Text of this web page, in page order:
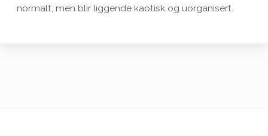
normalt, men blir liggende kaotisk og uorganisert.